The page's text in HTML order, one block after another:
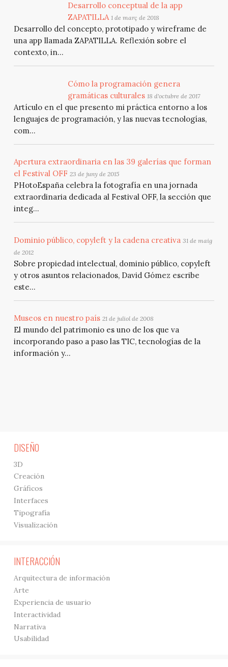
Desarrollo conceptual de la app
ZAPATILLA 1 de març de 2018
Desarrollo del concepto, prototipado y wireframe de
una app llamada ZAPATILLA. Reflexión sobre el
contexto, in...
Cómo la programación genera
gramáticas culturales 18 d'octubre de 2017
Artículo en el que presento mi práctica entorno a los
lenguajes de programación, y las nuevas tecnologías,
com...
Apertura extraordinaria en las 39 galerías que forman
el Festival OFF 23 de juny de 2015
PHotoEspaña celebra la fotografía en una jornada
extraordinaria dedicada al Festival OFF, la sección que
integ...
Dominio público, copyleft y la cadena creativa 31 de maig
de 2012
Sobre propiedad intelectual, dominio público, copyleft
y otros asuntos relacionados, David Gómez escribe
este...
Museos en nuestro país 21 de juliol de 2008
El mundo del patrimonio es uno de los que va
incorporando paso a paso las TIC, tecnologías de la
información y...
DISEÑO
3D
Creación
Gráficos
Interfaces
Tipografía
Visualización
INTERACCIÓN
Arquitectura de información
Arte
Experiencia de usuario
Interactividad
Narrativa
Usabilidad